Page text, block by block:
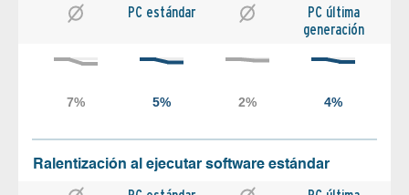
PC estándar
PC última
generación
Ralentización al ejecutar software estándar